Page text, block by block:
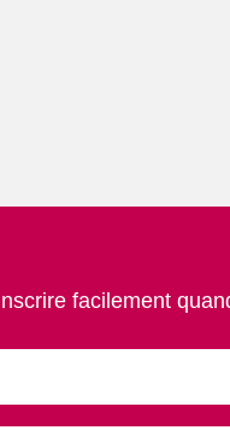
facilement